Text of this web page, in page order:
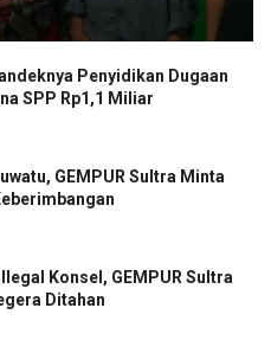
Penyidikan Dugaan
SPP Rp1,1 Miliar
GEMPUR Sultra Minta
Konsel, GEMPUR Sultra
Ditahan